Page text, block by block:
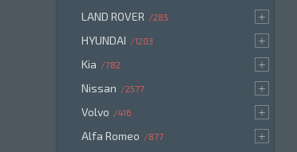
LAND ROVER 285
HYUNDAI 1203
Kia 782
Nissan 2577
Volvo 416
Alfa Romeo 877